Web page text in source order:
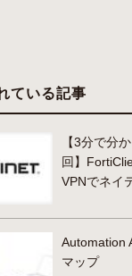
ている記事
【3分で分
回】
VPNでネイ
Automation
マップ